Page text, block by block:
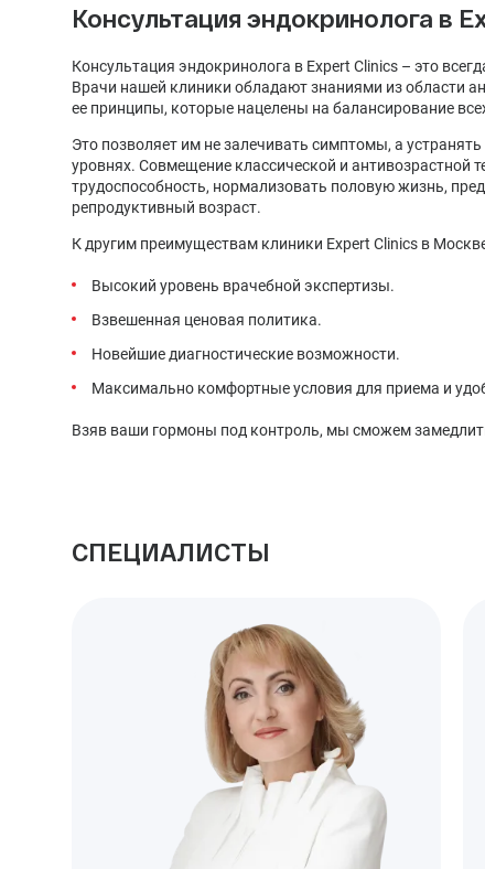
Консультация эндокринолога в
Консультация эндокринолога в Expert Clinics – это
Врачи нашей клиники обладают знаниями из области
ее принципы, которые нацелены на балансирование
Это позволяет им не залечивать симптомы, а
уровнях. Совмещение классической и антивозрастной
трудоспособность, нормализовать половую жизнь,
репродуктивный возраст.
К другим преимуществам клиники Expert Clinics в
Высокий уровень врачебной экспертизы.
Взвешенная ценовая политика.
Новейшие диагностические возможности.
Максимально комфортные условия для приема и
Взяв ваши гормоны под контроль, мы сможем
СПЕЦИАЛИСТЫ